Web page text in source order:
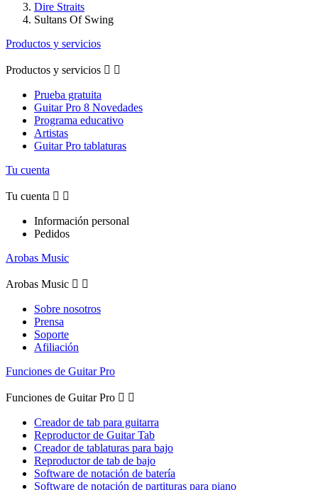
Dire Straits
Sultans Of Swing
Productos y servicios
Productos y servicios  
Prueba gratuita
Guitar Pro 8 Novedades
Programa educativo
Artistas
Guitar Pro tablaturas
Tu cuenta
Tu cuenta  
Información personal
Pedidos
Arobas Music
Arobas Music  
Sobre nosotros
Prensa
Soporte
Afiliación
Funciones de Guitar Pro
Funciones de Guitar Pro  
Creador de tab para guitarra
Reproductor de Guitar Tab
Creador de tablaturas para bajo
Reproductor de tab de bajo
Software de notación de batería
Software de notación de partituras para piano